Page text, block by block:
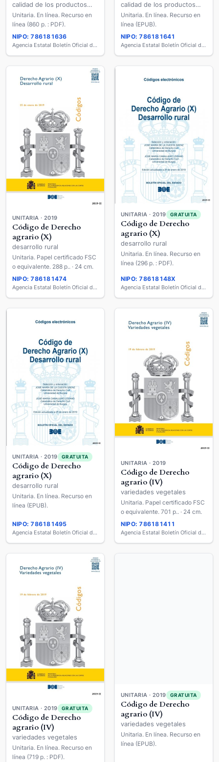
calidad de los productos
agrarios
Unitaria. En línea. Recurso en
línea (860 p. : PDF).
NIPO: 786181636
Agencia Estatal Boletín Oficial del Estado
calidad de los productos
agrarios
Unitaria. En línea. Recurso en
línea (EPUB).
NIPO: 786181641
Agencia Estatal Boletín Oficial del Estado
UNITARIA · 2019
Código de Derecho
agrario (X)
desarrollo rural
Unitaria. Papel certificado FSC
o equivalente. 288 p.. · 24 cm.
NIPO: 786181474
Agencia Estatal Boletín Oficial del Estado
UNITARIA · 2019 GRATUITA
Código de Derecho
agrario (X)
desarrollo rural
Unitaria. En línea. Recurso en
línea (296 p. : PDF).
NIPO: 78618148X
Agencia Estatal Boletín Oficial del Estado
UNITARIA · 2019 GRATUITA
Código de Derecho
agrario (X)
desarrollo rural
Unitaria. En línea. Recurso en
línea (EPUB).
NIPO: 786181495
Agencia Estatal Boletín Oficial del Estado
UNITARIA · 2019
Código de Derecho
agrario (IV)
variedades vegetales
Unitaria. Papel certificado FSC
o equivalente. 701 p.. · 24 cm.
NIPO: 786181411
Agencia Estatal Boletín Oficial del Estado
UNITARIA · 2019 GRATUITA
Código de Derecho
agrario (IV)
variedades vegetales
Unitaria. En línea. Recurso en
línea (719 p. : PDF).
UNITARIA · 2019 GRATUITA
Código de Derecho
agrario (IV)
variedades vegetales
Unitaria. En línea. Recurso en
línea (EPUB).